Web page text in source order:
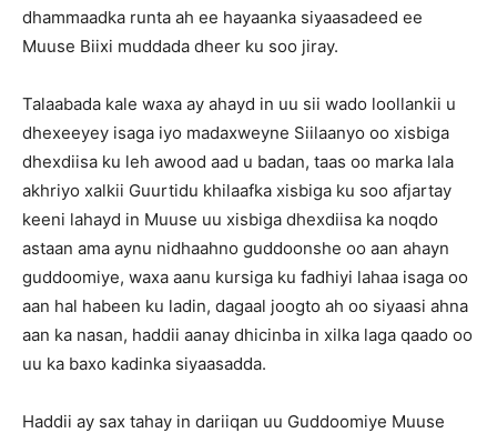
dhammaadka runta ah ee hayaanka siyaasadeed ee
Muuse Biixi muddada dheer ku soo jiray.
Talaabada kale waxa ay ahayd in uu sii wado loollankii u
dhexeeyey isaga iyo madaxweyne Siilaanyo oo xisbiga
dhexdiisa ku leh awood aad u badan, taas oo marka lala
akhriyo xalkii Guurtidu khilaafka xisbiga ku soo afjartay
keeni lahayd in Muuse uu xisbiga dhexdiisa ka noqdo
astaan ama aynu nidhaahno guddoonshe oo aan ahayn
guddoomiye, waxa aanu kursiga ku fadhiyi lahaa isaga oo
aan hal habeen ku ladin, dagaal joogto ah oo siyaasi ahna
aan ka nasan, haddii aanay dhicinba in xilka laga qaado oo
uu ka baxo kadinka siyaasadda.
Haddii ay sax tahay in dariiqan uu Guddoomiye Muuse